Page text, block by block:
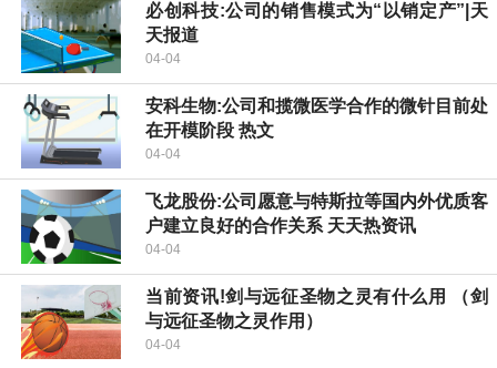
必创科技:公司的销售模式为“以销定产”|天
天报道
04-04
安科生物:公司和揽微医学合作的微针目前处
在开模阶段 热文
04-04
飞龙股份:公司愿意与特斯拉等国内外优质客
户建立良好的合作关系 天天热资讯
04-04
当前资讯!剑与远征圣物之灵有什么用 （剑
与远征圣物之灵作用）
04-04